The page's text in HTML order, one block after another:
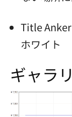
Title
ホワイト
ギャラ